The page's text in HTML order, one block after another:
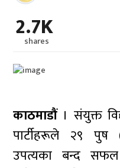
2.7K
shares
काठमाडौं। संयुक्त
पार्टीहरूले २९ पुष
उपत्यका बन्द